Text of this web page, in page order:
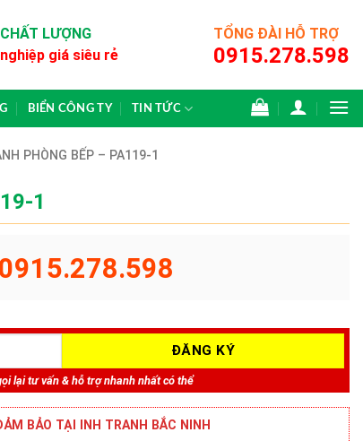
LƯỢNG
giá siêu rẻ
TỔNG ĐÀI HỖ TRỢ
0915.278.598
BIỂN CÔNG TY TIN TỨC
PHÒNG BẾP – PA119-1
1
0915.278.598
lại tư vấn & hỗ trợ nhanh nhất có thể
BẢO TẠI INH TRANH BẮC NINH